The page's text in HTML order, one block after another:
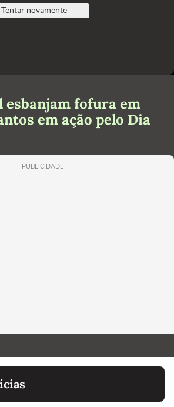
Tentar novamente
esbanjam fofura em
em ação pelo Dia
PUBLICIDADE